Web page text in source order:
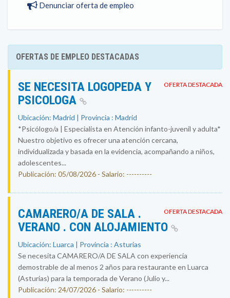
Denunciar oferta de empleo
OFERTAS DE EMPLEO DESTACADAS
OFERTA DESTACADA
SE NECESITA LOGOPEDA Y
PSICOLOGA
Ubicación: Madrid | Provincia : Madrid
*Psicólogo/a | Especialista en Atención infanto-juvenil y adulta*
Nuestro objetivo es ofrecer una atención cercana,
individualizada y basada en la evidencia, acompañando a niños,
adolescentes...
Publicación: 05/08/2026 - Salario: ----------
OFERTA DESTACADA
CAMARERO/A DE SALA .
VERANO . CON ALOJAMIENTO
Ubicación: Luarca | Provincia : Asturias
Se necesita CAMARERO/A DE SALA con experiencia
demostrable de al menos 2 años para restaurante en Luarca
(Asturias) para la temporada de Verano (Julio y...
Publicación: 24/07/2026 - Salario: ----------